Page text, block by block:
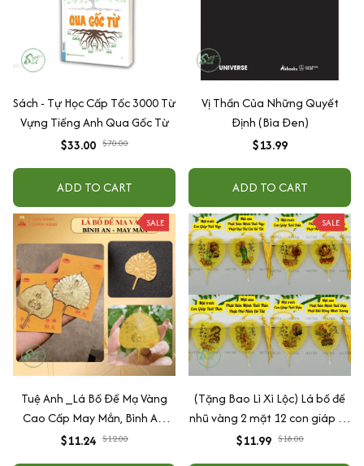
Sách - Tự Học Cấp Tốc 3000 Từ
Vựng Tiếng Anh Qua Gốc Từ
$33.00 $70.00
ADD TO CART
Vị Thần Của Những Quyết
Định (Bìa Đen)
$13.99
ADD TO CART
SALE
Tuệ Anh _Lá Bồ Đề Mạ Vàng
Cao Cấp May Mắn, Bình An,
Chiêu Tài Lộc
$11.24 $12.00
SALE
(Tặng Bao Lì Xì Lộc) Lá bồ đề
nhũ vàng 2 mặt 12 con giáp và
phật bản mệnh, để ốp lưng
$11.99 $18.00